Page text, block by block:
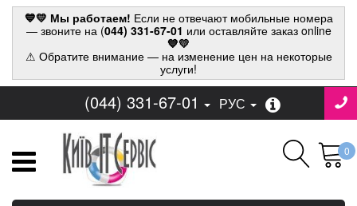
💙💛 Мы работаем! Если не отвечают мобильные номера
— звоните на (044) 331-67-01 или оставляйте заказ online
💙💛
⚠ Обратите внимание — на изменение цен на некоторые
услуги!
(044) 331-67-01 РУС
0